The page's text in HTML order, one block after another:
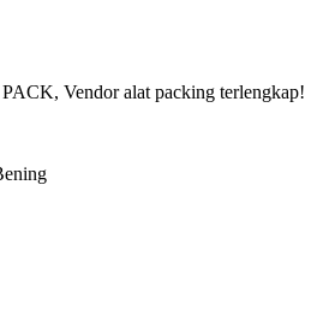
Vendor alat packing terlengkap!